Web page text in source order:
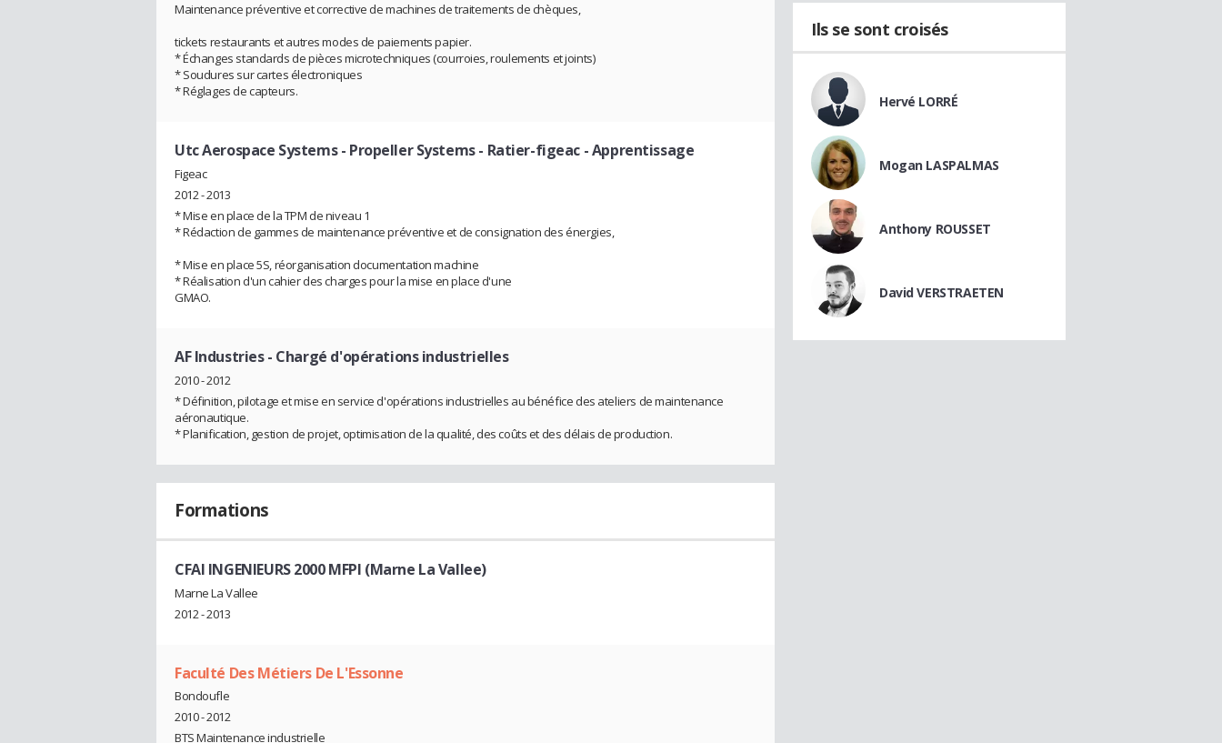
Maintenance préventive et corrective de machines de traitements de chèques,
tickets restaurants et autres modes de paiements papier.
* Échanges standards de pièces microtechniques (courroies, roulements et joints)
* Soudures sur cartes électroniques
* Réglages de capteurs.
Utc Aerospace Systems - Propeller Systems - Ratier-figeac - Apprentissage
Figeac
2012 - 2013
* Mise en place de la TPM de niveau 1
* Rédaction de gammes de maintenance préventive et de consignation des énergies,
* Mise en place 5S, réorganisation documentation machine
* Réalisation d'un cahier des charges pour la mise en place d'une
GMAO.
AF Industries- Chargé d'opérations industrielles
2010 - 2012
* Définition, pilotage et mise en service d'opérations industrielles au bénéfice des ateliers de maintenance
aéronautique.
* Planification, gestion de projet, optimisation de la qualité, des coûts et des délais de production.
Formations
CFAI INGENIEURS 2000 MFPI (Marne La Vallee)
Marne La Vallee
2012 - 2013
Faculté Des Métiers De L'Essonne
Bondoufle
2010 - 2012
BTS Maintenance industrielle
Ils se sont croisés
Hervé LORRÉ
Mogan LASPALMAS
Anthony ROUSSET
David VERSTRAETEN